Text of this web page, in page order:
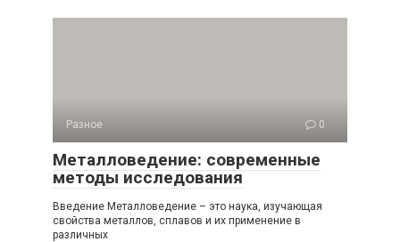
Разное 0
Металловедение: современные
методы исследования
Введение Металловедение – это наука, изучающая
свойства металлов, сплавов и их применение в
различных